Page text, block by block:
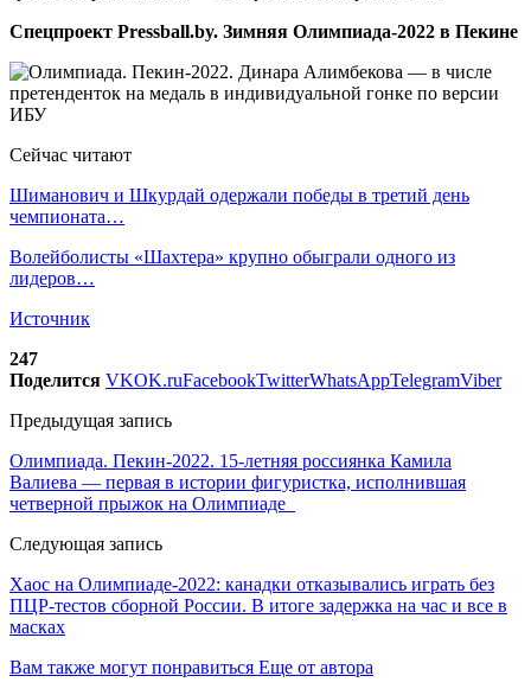
Спецпроект Pressball.by. Зимняя Олимпиада-2022 в Пекине
Сейчас читают
Шиманович и Шкурдай одержали победы в третий день
чемпионата…
Волейболисты «Шахтера» крупно обыграли одного из
лидеров…
Источник
247
Поделится VKOK.ruFacebookTwitterWhatsAppTelegramViber
Предыдущая запись
Олимпиада. Пекин-2022. 15-летняя россиянка Камила
Валиева — первая в истории фигуристка, исполнившая
четверной прыжок на Олимпиаде
Следующая запись
Хаос на Олимпиаде-2022: канадки отказывались играть без
ПЦР-тестов сборной России. В итоге задержка на час и все в
масках
Вам также могут понравиться Еще от автора